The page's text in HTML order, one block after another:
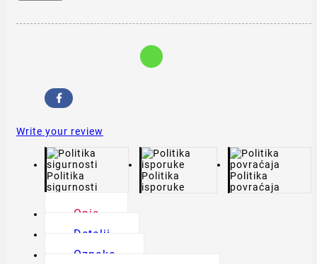
Write your review
Politika
sigurnosti
Politika
isporuke
Politika
povraćaja
Opis
Detalji
Oznake